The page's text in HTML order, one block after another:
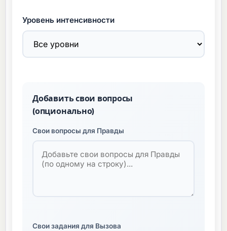
Уровень интенсивности
Добавить свои вопросы
(опционально)
Свои вопросы для Правды
Свои задания для Вызова